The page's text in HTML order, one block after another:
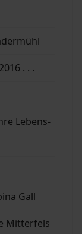
. . .
Lebens-
Gall
Mitterfels